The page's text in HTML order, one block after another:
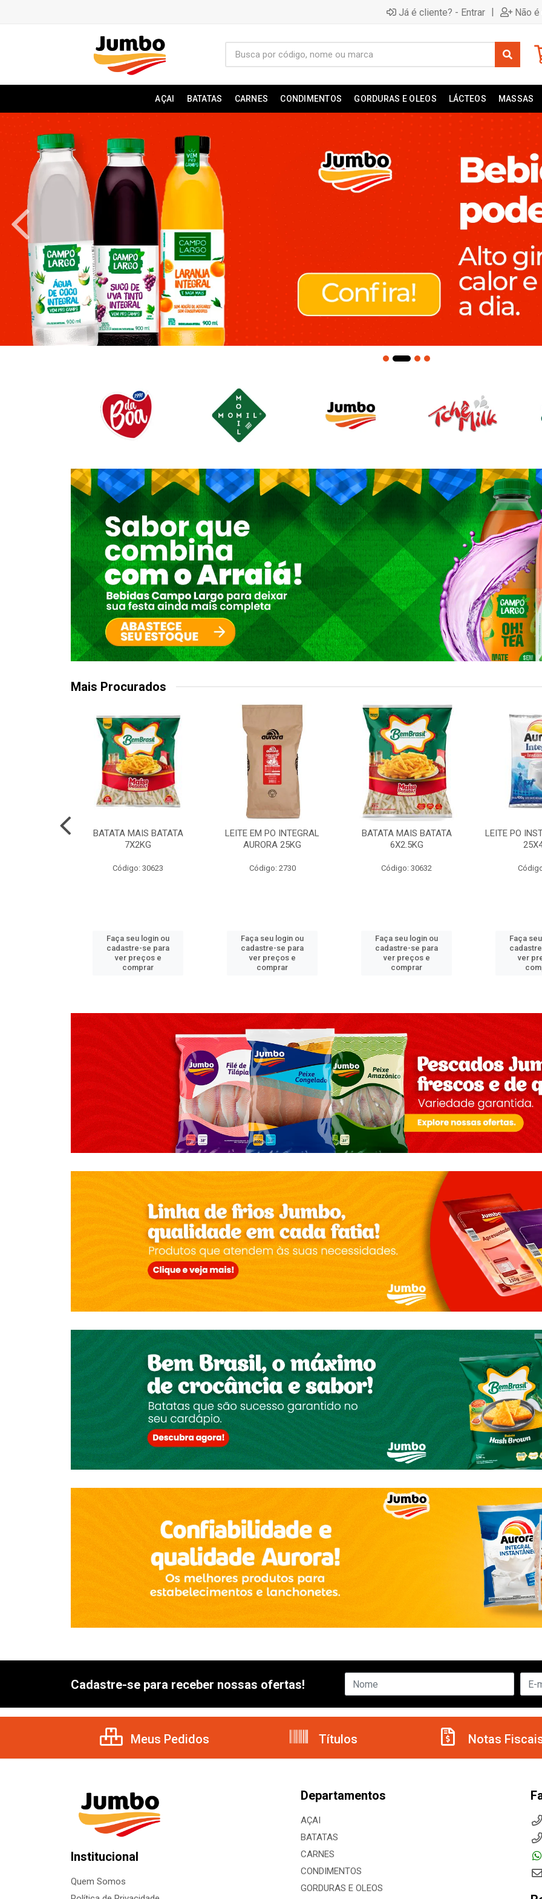
Já é cliente? - Entrar | Não
AÇAI BATATAS CARNES CONDIMENTOS GORDURAS E OLEOS LÁCTEOS MASSAS
Mais Procurados
BATATA MAIS BATATA
7X2KG
Código: 30623
Faça seu login ou
cadastre-se para
ver preços e
comprar
LEITE EM PO INTEGRAL
AURORA 25KG
Código: 2730
Faça seu login ou
cadastre-se para
ver preços e
comprar
BATATA MAIS BATATA
6X2.5KG
Código: 30632
Faça seu login ou
cadastre-se para
ver preços e
comprar
LEITE PO
Faça
ver
Cadastre-se para receber nossas ofertas!
Meus Pedidos Títulos Notas
Institucional
Quem Somos
Departamentos
AÇAI
BATATAS
CARNES
CONDIMENTOS
GORDURAS E OLEOS